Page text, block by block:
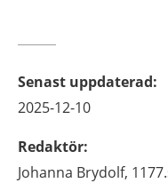
Senast uppdaterad:
2025-12-10
Redaktör:
Johanna Brydolf,